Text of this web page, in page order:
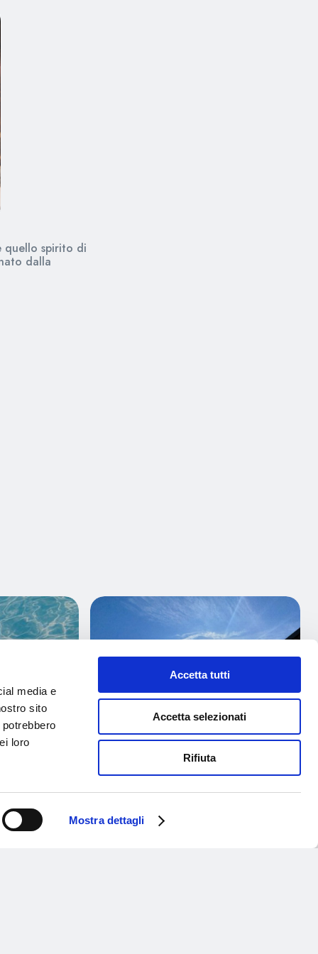
media e
sito
loro
Mostra dettagli
Accetta tutti
Accetta selezionati
Rifiuta
spirito di
dalla
VOLLEY & BEACH
ORARI DI APERTURA